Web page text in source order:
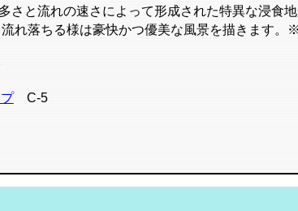
さと流れの速さによって形成された特異な浸食
れ落ちる様は豪快かつ優美な風景を描きます。
C-5